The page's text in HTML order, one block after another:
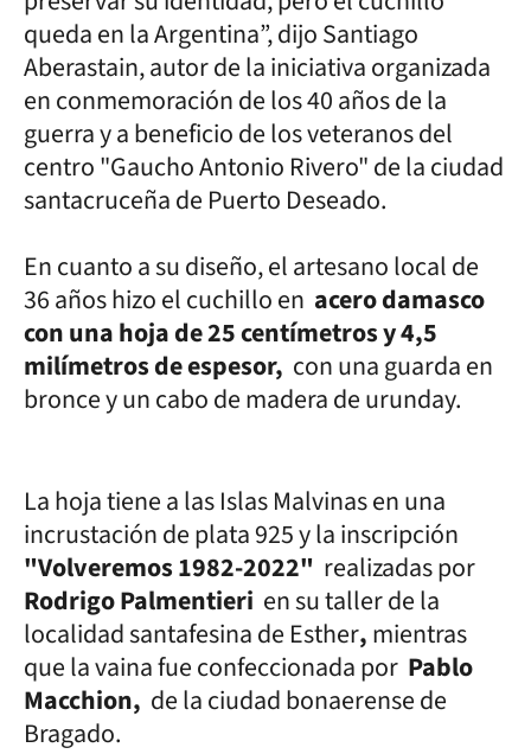
queda en la Argentina”, dijo Santiago
Aberastain, autor de la iniciativa organizada
en conmemoración de los 40 años de la
guerra y a beneficio de los veteranos del
centro "Gaucho Antonio Rivero" de la ciudad
santacruceña de Puerto Deseado.
En cuanto a su diseño, el artesano local de
36 años hizo el cuchillo en acero damasco
con una hoja de 25 centímetros y 4,5
milímetros de espesor, con una guarda en
bronce y un cabo de madera de urunday.
La hoja tiene a las Islas Malvinas en una
incrustación de plata 925 y la inscripción
"Volveremos 1982-2022" realizadas por
Rodrigo Palmentieri en su taller de la
localidad santafesina de Esther,mientras
que la vaina fue confeccionada por Pablo
Macchion, de la ciudad bonaerense de
Bragado.